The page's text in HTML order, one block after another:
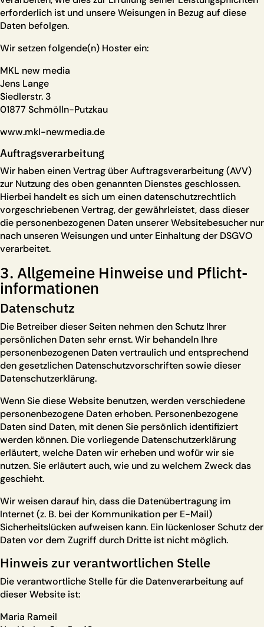
erforderlich ist und unsere Weisungen in Bezug auf diese
Daten befolgen.
Wir setzen folgende(n) Hoster ein:
MKL new media
Jens Lange
Siedlerstr. 3
01877 Schmölln-Putzkau
www.mkl-newmedia.de
Auftragsverarbeitung
Wir haben einen Vertrag über Auftragsverarbeitung (AVV)
zur Nutzung des oben genannten Dienstes geschlossen.
Hierbei handelt es sich um einen datenschutzrechtlich
vorgeschriebenen Vertrag, der gewährleistet, dass dieser
die personenbezogenen Daten unserer Websitebesucher nur
nach unseren Weisungen und unter Einhaltung der DSGVO
verarbeitet.
3. Allgemeine Hinweise und Pflicht­
informationen
Datenschutz
Die Betreiber dieser Seiten nehmen den Schutz Ihrer
persönlichen Daten sehr ernst. Wir behandeln Ihre
personenbezogenen Daten vertraulich und entsprechend
den gesetzlichen Datenschutzvorschriften sowie dieser
Datenschutzerklärung.
Wenn Sie diese Website benutzen, werden verschiedene
personenbezogene Daten erhoben. Personenbezogene
Daten sind Daten, mit denen Sie persönlich identifiziert
werden können. Die vorliegende Datenschutzerklärung
erläutert, welche Daten wir erheben und wofür wir sie
nutzen. Sie erläutert auch, wie und zu welchem Zweck das
geschieht.
Wir weisen darauf hin, dass die Datenübertragung im
Internet (z. B. bei der Kommunikation per E-Mail)
Sicherheitslücken aufweisen kann. Ein lückenloser Schutz der
Daten vor dem Zugriff durch Dritte ist nicht möglich.
Hinweis zur verantwortlichen Stelle
Die verantwortliche Stelle für die Datenverarbeitung auf
dieser Website ist:
Maria Rameil